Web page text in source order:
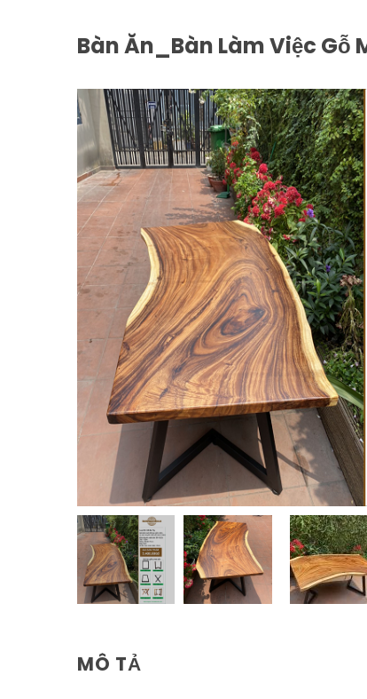
Bàn Ăn_Bàn Làm Việc Gỗ
MÔ TẢ